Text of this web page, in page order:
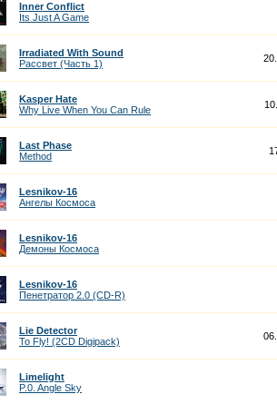
Inner Conflict
Its Just A Game
Irradiated With Sound
Рассвет (Часть 1)
Kasper Hate
Why Live When You Can Rule
Last Phase
Method
Lesnikov-16
Ангелы Космоса
Lesnikov-16
Демоны Космоса
Lesnikov-16
Пенетратор 2.0 (CD-R)
Lie Detector
To Fly! (2CD Digipack)
Limelight
P.0. Angle Sky